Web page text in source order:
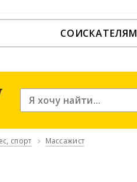
СОИСКАТЕЛЯМ
спорт Массажист